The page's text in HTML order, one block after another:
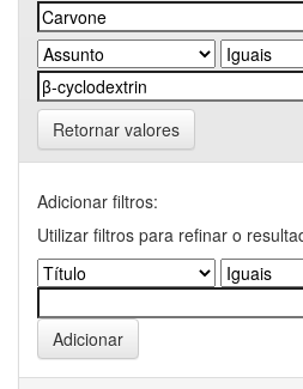
Retornar valores
Adicionar filtros:
Utilizar filtros para refinar o